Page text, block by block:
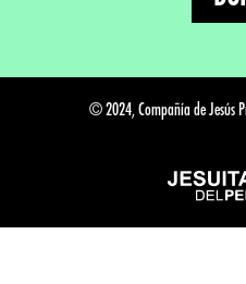
© 2024, Compañía de Jesús